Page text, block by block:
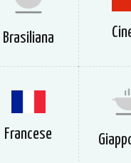
Brasiliana
Francese